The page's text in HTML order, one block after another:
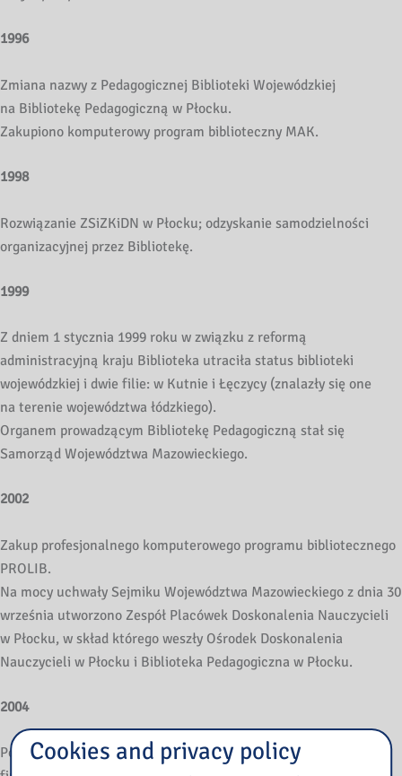
1996
Zmiana nazwy z Pedagogicznej Biblioteki Wojewódzkiej
na Bibliotekę Pedagogiczną w Płocku.
Zakupiono komputerowy program biblioteczny MAK.
1998
Rozwiązanie ZSiZKiDN w Płocku; odzyskanie samodzielności
organizacyjnej przez Bibliotekę.
1999
Z dniem 1 stycznia 1999 roku w związku z reformą
administracyjną kraju Biblioteka utraciła status biblioteki
wojewódzkiej i dwie filie: w Kutnie i Łęczycy (znalazły się one
na terenie województwa łódzkiego).
Organem prowadzącym Bibliotekę Pedagogiczną stał się
Samorząd Województwa Mazowieckiego.
2002
Zakup profesjonalnego komputerowego programu bibliotecznego
PROLIB.
Na mocy uchwały Sejmiku Województwa Mazowieckiego z dnia 30
września utworzono Zespół Placówek Doskonalenia Nauczycieli
w Płocku, w skład którego weszły Ośrodek Doskonalenia
Nauczycieli w Płocku i Biblioteka Pedagogiczna w Płocku.
2004
Pod koniec roku Organ Prowadzący przeznaczył duże środki
Cookies and privacy policy